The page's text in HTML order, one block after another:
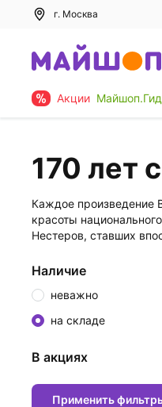
г. Москва
Акции Майшоп.Гид
170 лет
Каждое произведение
красоты
Нестеров, ставших
Наличие
неважно
на складе
В акциях
Применить